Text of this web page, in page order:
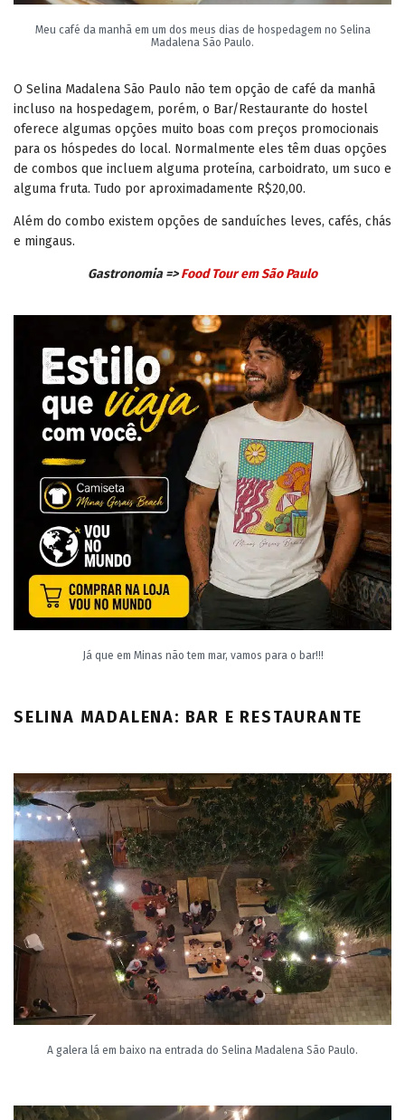
Meu café da manhã em um dos meus dias de hospedagem no Selina
Madalena São Paulo.
O Selina Madalena São Paulo não tem opção de café da manhã
incluso na hospedagem, porém, o Bar/Restaurante do hostel
oferece algumas opções muito boas com preços promocionais
para os hóspedes do local. Normalmente eles têm duas opções
de combos que incluem alguma proteína, carboidrato, um suco e
alguma fruta. Tudo por aproximadamente R$20,00.
Além do combo existem opções de sanduíches leves, cafés, chás
e mingaus.
Gastronomia =>Food Tour em São Paulo
Já que em Minas não tem mar, vamos para o bar!!!
SELINA MADALENA: BAR E RESTAURANTE
A galera lá em baixo na entrada do Selina Madalena São Paulo.